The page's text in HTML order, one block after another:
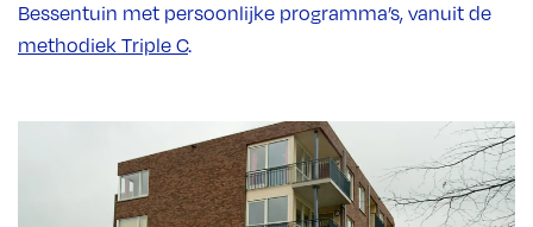
Bessentuin met persoonlijke programma’s, vanuit de
methodiek Triple C.